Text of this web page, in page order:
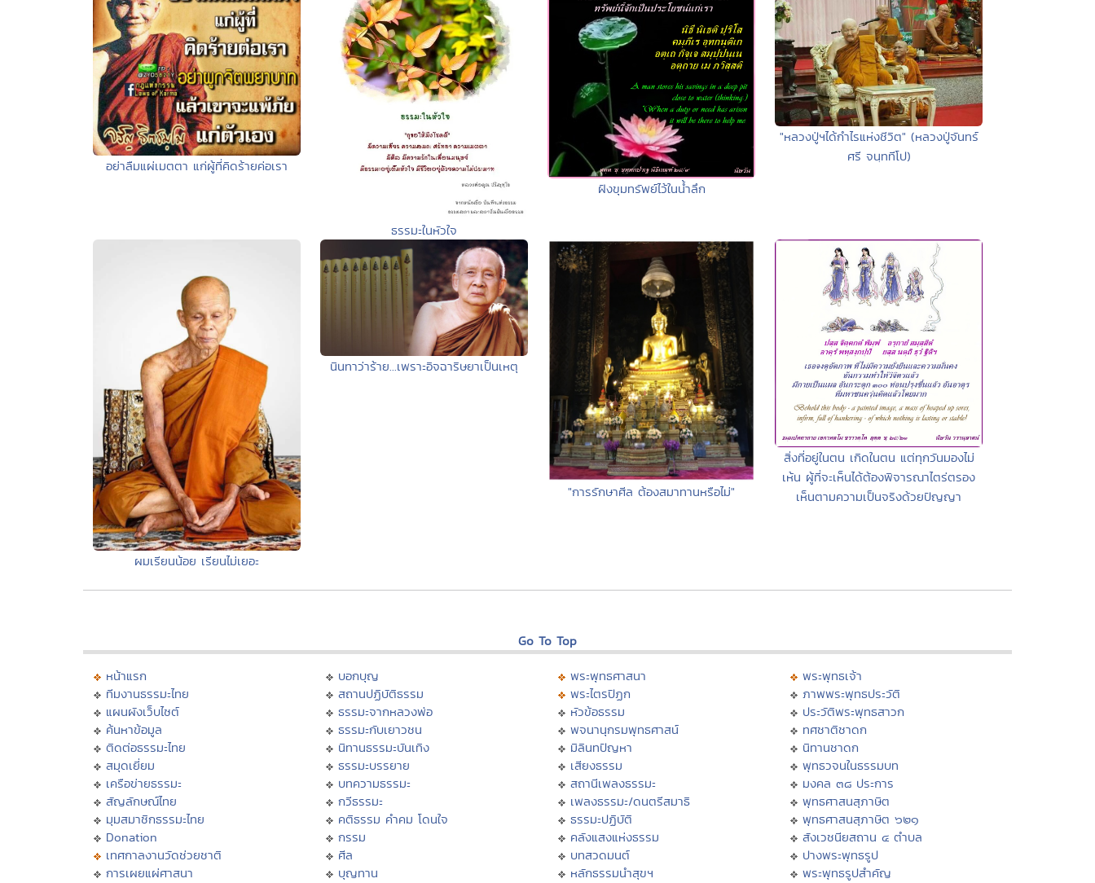
อย่าลืมแผ่เมตตา แก่ผู้ที่คิดร้ายค่อเรา
ธรรมะในหัวใจ
ฝังขุมทรัพย์ไว้ในน้ำลึก
"หลวงปู่ฯได้กำไรแห่งชีวิต" (หลวงปู่จันทร์
ศรี จนฺททีโป)
ผมเรียนน้อย เรียนไม่เยอะ
นินทาว่าร้าย...เพราะอิจฉาริษยาเป็นเหตุ
"การรักษาศีล ต้องสมาทานหรือไม่"
สิ่งที่อยู่ในตน เกิดในตน แต่ทุกวันมองไม่
เห้น ผู้ที่จะเห็นได้ต้องพิจารณาไตร่ตรอง
เห็นตามความเป็นจริงด้วยปัญญา
Go To Top
หน้าแรก
ทีมงานธรรมะไทย
แผนผังเว็บไซต์
ค้นหาข้อมูล
ติดต่อธรรมะไทย
สมุดเยี่ยม
เครือข่ายธรรมะ
สัญลักษณ์ไทย
มุมสมาชิกธรรมะไทย
Donation
เทศกาลงานวัดช่วยชาติ
การเผยแผ่ศาสนา
บอกบุญ
สถานปฏิบัติธรรม
ธรรมะจากหลวงพ่อ
ธรรมะกับเยาวชน
นิทานธรรมะบันเทิง
ธรรมะบรรยาย
บทความธรรมะ
กวีธรรมะ
คติธรรม คำคม โดนใจ
กรรม
ศีล
บุญทาน
พระพุทธศาสนา
พระไตรปิฏก
หัวข้อธรรม
พจนานุกรมพุทธศาสน์
มิลินทปัญหา
เสียงธรรม
สถานีเพลงธรรมะ
เพลงธรรมะ/ดนตรีสมาธิ
ธรรมะปฏิบัติ
คลังแสงแห่งธรรม
บทสวดมนต์
หลักธรรมนำสุขฯ
พระพุทธเจ้า
ภาพพระพุทธประวัติ
ประวัติพระพุทธสาวก
ทศชาติชาดก
นิทานชาดก
พุทธวจนในธรรมบท
มงคล ๓๘ ประการ
พุทธศาสนสุภาษิต
พุทธศาสนสุภาษิต ๖๒๑
สังเวชนียสถาน ๔ ตำบล
ปางพระพุทธรูป
พระพุทธรูปสำคัญ